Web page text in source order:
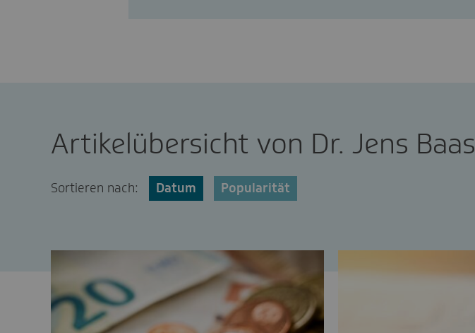
Artikelübersicht von Dr. Jens Baas
Sortieren nach: Datum Popularität